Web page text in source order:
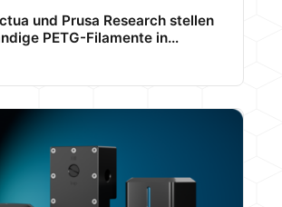
und Prusa Research stellen
PETG-Filamente in
vor